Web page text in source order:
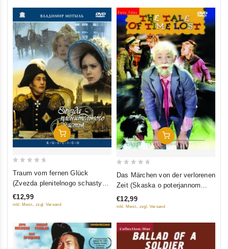
In Den Warenkorb
5
Traum vom fernen Glück
(Zvezda plenitelnogo schastya)
(RUSCICO) (NTSC)
€12,99
inkl. Mwst., zzgl. Versand
In Den Warenkorb
5
Das Märchen von der verlorenen
Zeit (Skaska o poterjannom
wremeni) (RUSCICO) (NTSC)
€12,99
inkl. Mwst., zzgl. Versand